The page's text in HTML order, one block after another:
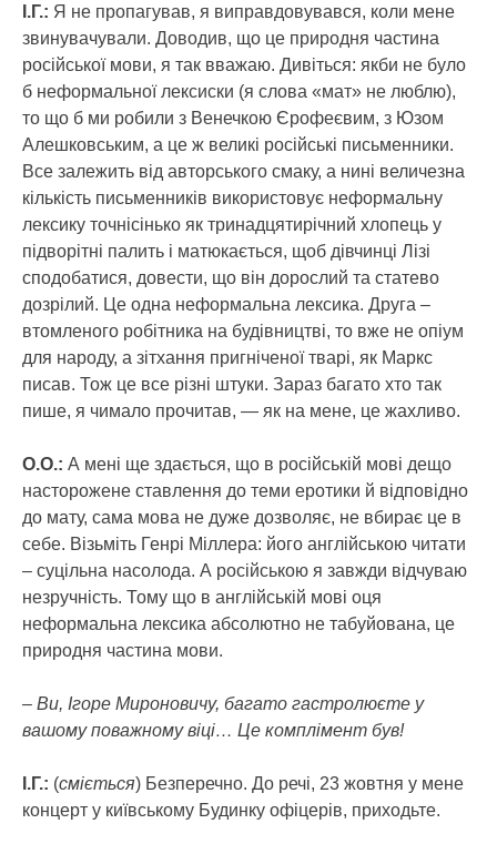
І.Г.: Я не пропагував, я виправдовувався, коли мене
звинувачували. Доводив, що це природня частина
російської мови, я так вважаю. Дивіться: якби не було
б неформальної лексиски (я слова «мат» не люблю),
то що б ми робили з Венечкою Єрофеєвим, з Юзом
Алешковським, а це ж великі російські письменники.
Все залежить від авторського смаку, а нині величезна
кількість письменників використовує неформальну
лексику точнісінько як тринадцятирічний хлопець у
підворітні палить і матюкається, щоб дівчинці Лізі
сподобатися, довести, що він дорослий та статево
дозрілий. Це одна неформальна лексика. Друга –
втомленого робітника на будівництві, то вже не опіум
для народу, а зітхання пригніченої тварі, як Маркс
писав. Тож це все різні штуки. Зараз багато хто так
пише, я чимало прочитав, — як на мене, це жахливо.
О.О.: А мені ще здається, що в російській мові дещо
насторожене ставлення до теми еротики й відповідно
до мату, сама мова не дуже дозволяє, не вбирає це в
себе. Візьміть Генрі Міллера: його англійською читати
– суцільна насолода. А російською я завжди відчуваю
незручність. Тому що в англійській мові оця
неформальна лексика абсолютно не табуйована, це
природня частина мови.
– Ви, Ігоре Мироновичу, багато гастролюєте у
вашому поважному віці… Це комплімент був!
І.Г.: (сміється) Безперечно. До речі, 23 жовтня у мене
концерт у київському Будинку офіцерів, приходьте.